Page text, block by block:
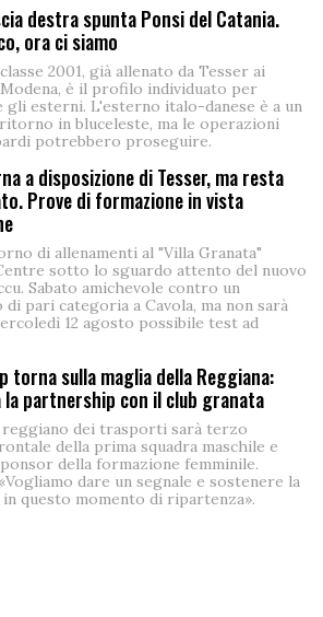
destra spunta Ponsi del Catania.
ora ci siamo
2001, già allenato da Tesser ai
è il profilo individuato per
esterni. L'esterno italo-danese è a un
in bluceleste, ma le operazioni
potrebbero proseguire.
a disposizione di Tesser, ma resta
Prove di formazione in vista
di allenamenti al "Villa Granata"
sotto lo sguardo attento del nuovo
Sabato amichevole contro un
di pari categoria a Cavola, ma non sarà
12 agosto possibile test ad
torna sulla maglia della Reggiana:
partnership con il club granata
dei trasporti sarà terzo
della prima squadra maschile e
della formazione femminile.
dare un segnale e sostenere la
questo momento di ripartenza».